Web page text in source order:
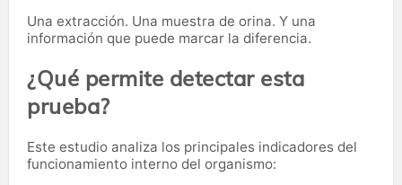
Una extracción. Una muestra de orina. Y una
información que puede marcar la diferencia.
¿Qué permite detectar esta
prueba?
Este estudio analiza los principales indicadores del
funcionamiento interno del organismo: